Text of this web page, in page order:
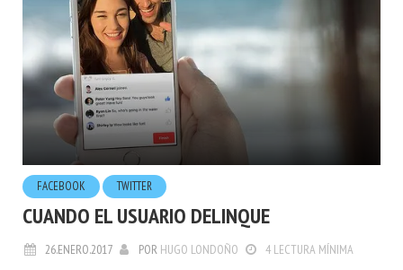
FACEBOOK TWITTER
CUANDO EL USUARIO DELINQUE
26.ENERO.2017 POR HUGO LONDOÑO 4 LECTURA MÍNIMA